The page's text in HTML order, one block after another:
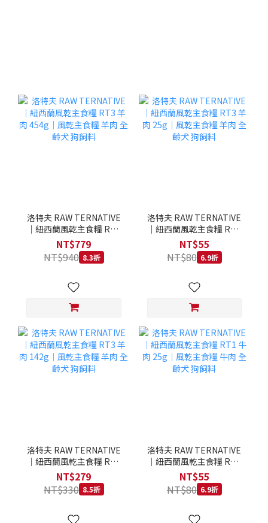
洛特夫 RAW TERNATIVE
｜紐西蘭風乾主食糧 RT3
羊肉 454g｜風乾主食糧 羊
肉 全齡犬 狗飼料
NT$779
NT$940 8.3折
洛特夫 RAW TERNATIVE
｜紐西蘭風乾主食糧 RT3
羊肉 25g｜風乾主食糧 羊
肉 全齡犬 狗飼料
NT$55
NT$80 6.9折
洛特夫 RAW TERNATIVE
｜紐西蘭風乾主食糧 RT3
羊肉 142g｜風乾主食糧 羊
肉 全齡犬 狗飼料
NT$279
NT$330 8.5折
洛特夫 RAW TERNATIVE
｜紐西蘭風乾主食糧 RT1
牛肉 25g｜風乾主食糧 牛
肉 全齡犬 狗飼料
NT$55
NT$80 6.9折